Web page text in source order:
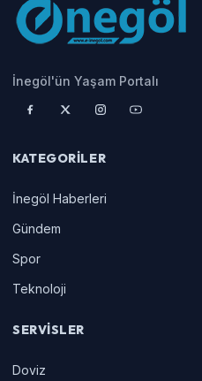
İnegöl'ün Yaşam Portalı
KATEGORILER
İnegöl Haberleri
Gündem
Spor
Teknoloji
SERVISLER
Doviz